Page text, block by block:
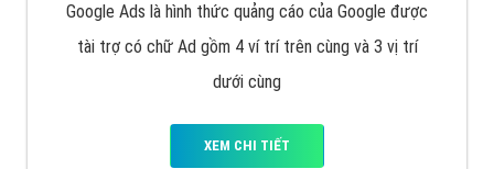
Google Ads là hình thức quảng cáo của Google được
tài trợ có chữ Ad gồm 4 ví trí trên cùng và 3 vị trí
dưới cùng
XEM CHI TIẾT